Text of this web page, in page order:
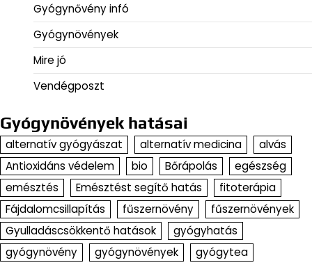
Gyógynővény infó
Gyógynövények
Mire jó
Vendégposzt
Gyógynövények hatásai
alternatív gyógyászat alternatív medicina
alvás
Antioxidáns védelem
bio Bőrápolás
egészség
emésztés
Emésztést segítő hatás
fitoterápia
Fájdalomcsillapítás
fűszernövény
fűszernövények
Gyulladáscsökkentő hatások
gyógyhatás
gyógynövény
gyógynövények
gyógytea